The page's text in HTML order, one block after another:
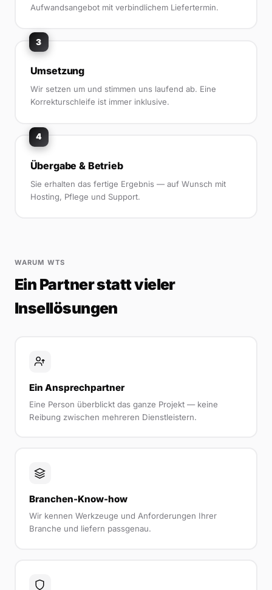
Aufwandsangebot mit verbindlichem Liefertermin.
3
Umsetzung
Wir setzen um und stimmen uns laufend ab. Eine
Korrekturschleife ist immer inklusive.
4
Übergabe & Betrieb
Sie erhalten das fertige Ergebnis — auf Wunsch mit
Hosting, Pflege und Support.
WARUM WTS
Ein Partner statt vieler
Insellösungen
Ein Ansprechpartner
Eine Person überblickt das ganze Projekt — keine
Reibung zwischen mehreren Dienstleistern.
Branchen-Know-how
Wir kennen Werkzeuge und Anforderungen Ihrer
Branche und liefern passgenau.